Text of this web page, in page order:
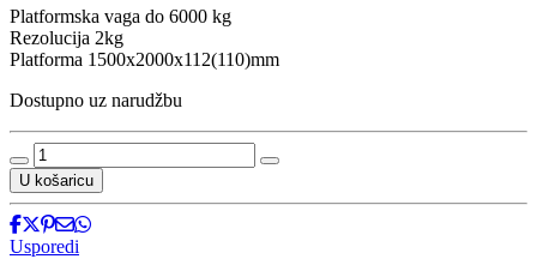
Platformska vaga do 6000 kg
Rezolucija 2kg
Platforma 1500x2000x112(110)mm
Dostupno uz narudžbu
Platformska
vaga
4BA6000-
E
količina
U košaricu
Usporedi